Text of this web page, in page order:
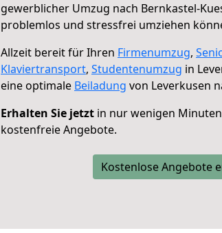
gewerblicher Umzug nach Bernkastel-
problemlos und stressfrei umziehen
Allzeit bereit für Ihren Firmenumzug,
Klaviertransport, Studentenumzug in
eine optimale Beiladung von Leverkusen
Erhalten Sie jetzt in nur wenigen
kostenfreie Angebote.
Kostenlose Angebote